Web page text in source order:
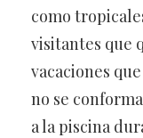
como
visitantes que
vacaciones
no se
a la piscina